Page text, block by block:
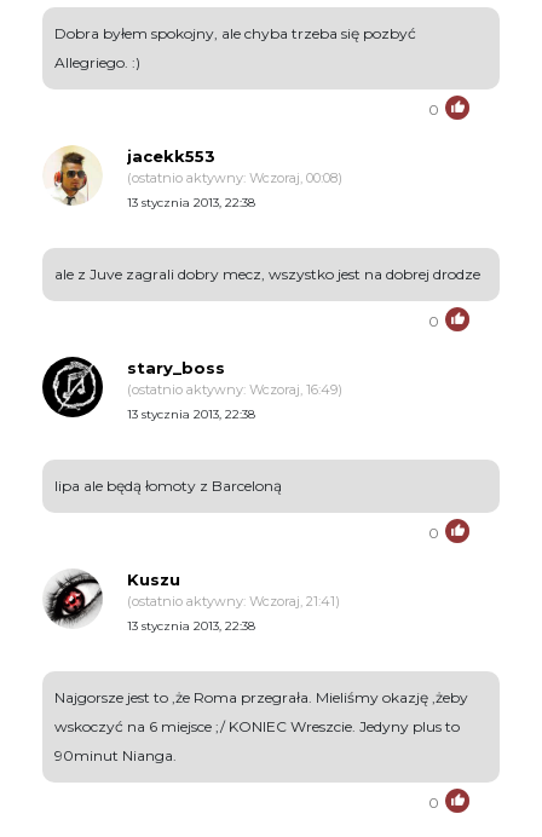
Dobra byłem spokojny, ale chyba trzeba się pozbyć
Allegriego. :)
0
jacekk553
(ostatnio aktywny: Wczoraj, 00:08)
13 stycznia 2013, 22:38
ale z Juve zagrali dobry mecz, wszystko jest na dobrej drodze
0
stary_boss
(ostatnio aktywny: Wczoraj, 16:49)
13 stycznia 2013, 22:38
lipa ale będą łomoty z Barceloną
0
Kuszu
(ostatnio aktywny: Wczoraj, 21:41)
13 stycznia 2013, 22:38
Najgorsze jest to ,że Roma przegrała. Mieliśmy okazję ,żeby
wskoczyć na 6 miejsce ;/ KONIEC Wreszcie. Jedyny plus to
90minut Nianga.
0